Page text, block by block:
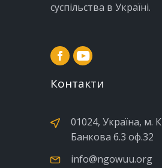
суспільства в Україні.
Контакти
01024, Україна, м.
Банкова б.3 оф.32
info@ngowuu.org